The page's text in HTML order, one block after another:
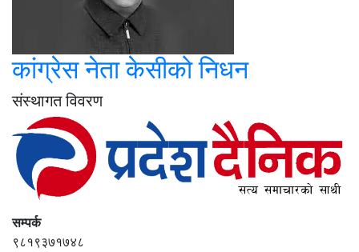
कांग्रेस नेता केसीको निधन
संस्थागत विवरण
सम्पर्क
९८१९३७१७४८